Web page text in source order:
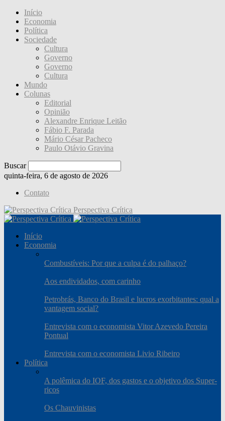
Início
Economia
Política
Sociedade
Cultura
Governo
Governo
Cultura
Mundo
Colunas
Editorial
Opinião
Alexandre Enrique Leitão
Fábio F. Parada
Mário César Pacheco
Paulo Otávio Gravina
Buscar
quinta-feira, 6 de agosto de 2026
Contato
Perspectiva Crítica
Início
Economia
Combustíveis: Por que a culpa é do palhaço?
Aos endividados, com carinho
Petrobrás, Banco do Brasil e lucros exorbitantes: qual a
vantagem social?
Entrevista com o economista Vitor Azevedo Pereira
Pontual
Entrevista com o economista Livio Ribeiro
Política
A polêmica do IOF, dos gastos e o objetivo dos Super-
ricos
Os Chauvinistas